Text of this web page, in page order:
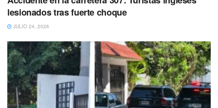
lesionados tras fuerte choque
JULIO 24, 2026